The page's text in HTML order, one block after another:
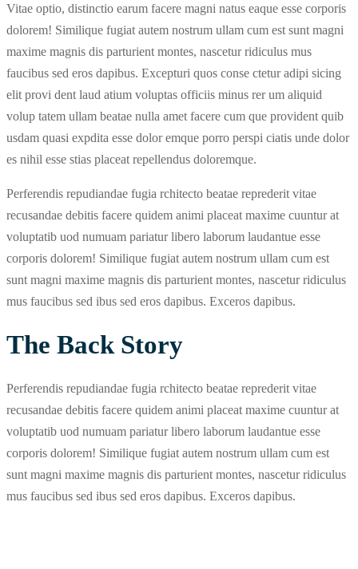
Vitae optio, distinctio earum facere magni natus eaque esse corporis
dolorem! Similique fugiat autem nostrum ullam cum est sunt magni
maxime magnis dis parturient montes, nascetur ridiculus mus
faucibus sed eros dapibus. Excepturi quos conse ctetur adipi sicing
elit provi dent laud atium voluptas officiis minus rer um aliquid
volup tatem ullam beatae nulla amet facere cum que provident quib
usdam quasi expdita esse dolor emque porro perspi ciatis unde dolor
es nihil esse stias placeat repellendus doloremque.
Perferendis repudiandae fugia rchitecto beatae reprederit vitae
recusandae debitis facere quidem animi placeat maxime cuuntur at
voluptatib uod numuam pariatur libero laborum laudantue esse
corporis dolorem! Similique fugiat autem nostrum ullam cum est
sunt magni maxime magnis dis parturient montes, nascetur ridiculus
mus faucibus sed ibus sed eros dapibus. Exceros dapibus.
The Back Story
Perferendis repudiandae fugia rchitecto beatae reprederit vitae
recusandae debitis facere quidem animi placeat maxime cuuntur at
voluptatib uod numuam pariatur libero laborum laudantue esse
corporis dolorem! Similique fugiat autem nostrum ullam cum est
sunt magni maxime magnis dis parturient montes, nascetur ridiculus
mus faucibus sed ibus sed eros dapibus. Exceros dapibus.